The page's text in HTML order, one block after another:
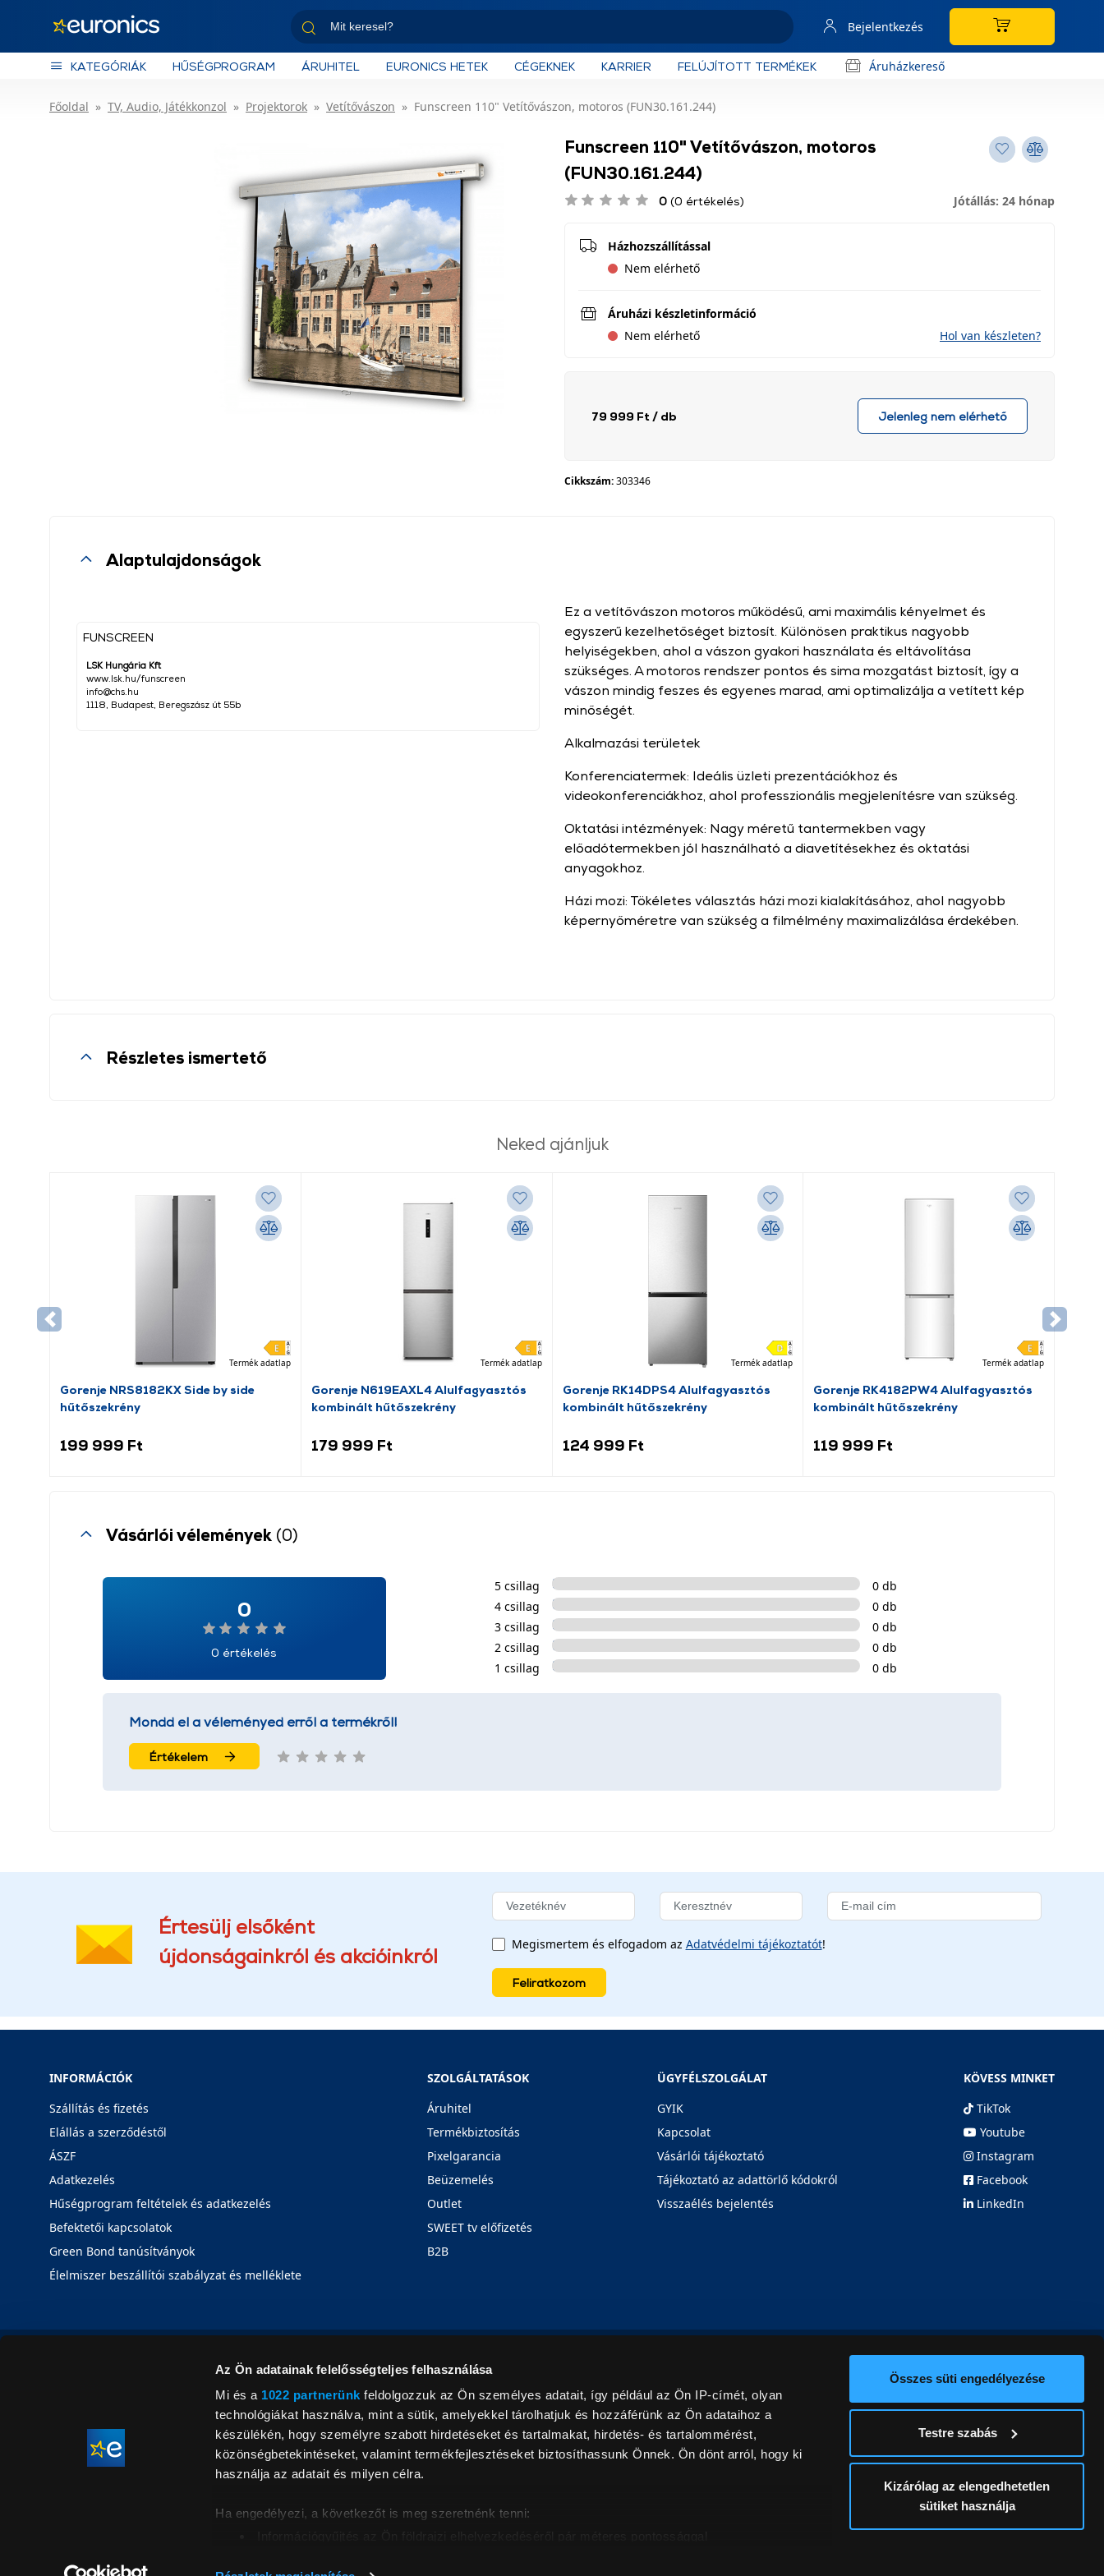
Az Ön adatainak felelősségteljes felhasználása
Mi és a 1022 partnerünk feldolgozzuk az Ön személyes adatait, így például az Ön IP-címét, olyan
technológiákat használva, mint a sütik, amelyekkel tárolhatjuk és hozzáférünk az Ön adataihoz a
készülékén, hogy személyre szabott hirdetéseket és tartalmakat, hirdetés- és tartalommérést,
közönségbetekintéseket, valamint termékfejlesztéseket biztosíthassunk Önnek. Ön dönt arról, hogy ki
használja az adatait és milyen célra.
Ha engedélyezi, a következőt is meg szeretnénk tenni:
Összes süti engedélyezése
Testre szabás
Kizárólag az elengedhetetlen
sütiket használja
Bejelentkezés
KATEGÓRIÁK HŰSÉGPROGRAM ÁRUHITEL EURONICS HETEK CÉGEKNEK KARRIER FELÚJÍTOTT TERMÉKEK Áruházkereső
Főoldal TV, Audio, Játékkonzol Projektorok Vetítővászon Funscreen 110" Vetítővászon, motoros (FUN30.161.244)
Funscreen 110" Vetítővászon, motoros
(FUN30.161.244)
0 (0 értékelés) Jótállás: 24 hónap
Házhozszállítással
Nem elérhető
Áruházi készletinformáció
Nem elérhető
Hol van készleten?
79 999 Ft / db Jelenleg nem elérhető
Cikkszám:303346
Alaptulajdonságok
FUNSCREEN
LSK Hungária Kft
www.lsk.hu/funscreen
info@chs.hu
1118, Budapest, Beregszász út 55b
Ez a vetítővászon motoros működésű, ami maximális kényelmet és
egyszerű kezelhetőséget biztosít. Különösen praktikus nagyobb
helyiségekben, ahol a vászon gyakori használata és eltávolítása
szükséges. A motoros rendszer pontos és sima mozgatást biztosít, így a
vászon mindig feszes és egyenes marad, ami optimalizálja a vetített kép
minőségét.
Alkalmazási területek
Konferenciatermek: Ideális üzleti prezentációkhoz és
videokonferenciákhoz, ahol professzionális megjelenítésre van szükség.
Oktatási intézmények: Nagy méretű tantermekben vagy
előadótermekben jól használható a diavetítésekhez és oktatási
anyagokhoz.
Házi mozi: Tökéletes választás házi mozi kialakításához, ahol nagyobb
képernyőméretre van szükség a filmélmény maximalizálása érdekében.
Részletes ismertető
Neked ajánljuk
Termék adatlap
Gorenje NRS8182KX Side by side
hűtőszekrény
199 999 Ft
Termék adatlap
Gorenje N619EAXL4 Alulfagyasztós
kombinált hűtőszekrény
179 999 Ft
Termék adatlap
Gorenje RK14DPS4 Alulfagyasztós
kombinált hűtőszekrény
124 999 Ft
Termék adatlap
Gorenje RK4182PW4 Alulfagyasztós
kombinált hűtőszekrény
119 999 Ft
Vásárlói vélemények (0)
0
0 értékelés
5 csillag
0 db
4 csillag
0 db
3 csillag
0 db
2 csillag
0 db
1 csillag
0 db
Mondd el a véleményed erről a termékről!
Értékelem
Értesülj elsőként
újdonságainkról és akcióinkról
Megismertem és elfogadom az Adatvédelmi tájékoztatót!
Feliratkozom
INFORMÁCIÓK
Szállítás és fizetés
Elállás a szerződéstől
ÁSZF
Adatkezelés
Hűségprogram feltételek és adatkezelés
Befektetői kapcsolatok
Green Bond tanúsítványok
Élelmiszer beszállítói szabályzat és melléklete
SZOLGÁLTATÁSOK
Áruhitel
Termékbiztosítás
Pixelgarancia
Beüzemelés
Outlet
SWEET tv előfizetés
B2B
ÜGYFÉLSZOLGÁLAT
GYIK
Kapcsolat
Vásárlói tájékoztató
Tájékoztató az adattörlő kódokról
Visszaélés bejelentés
KÖVESS MINKET
TikTok
Youtube
Instagram
Facebook
LinkedIn
© 2026. Minden jog fenntartva! Euronics Műszaki Áruházlánc